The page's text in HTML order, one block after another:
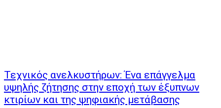
Τεχνικός ανελκυστήρων: Ένα επάγγελμα
υψηλής ζήτησης στην εποχή των έξυπνων
κτιρίων και της ψηφιακής μετάβασης